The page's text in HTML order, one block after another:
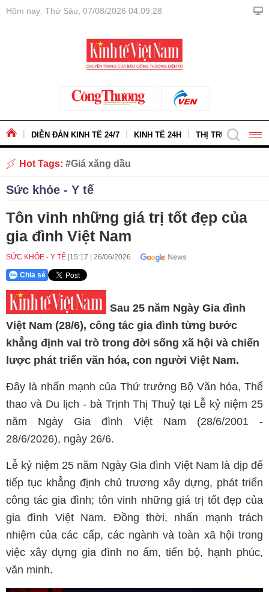
Hôm nay: Thứ Sáu, 07/08/2026 04:09:29
DIỄN ĐÀN KINH TẾ 24/7 KINH TẾ 24H THỊ TRƯỜNG -
Hot Tags: Giá xăng dầu
Sức khỏe - Y tế
Tôn vinh những giá trị tốt đẹp của
gia đình Việt Nam
SỨC KHỎE - Y TẾ 15:17 26/06/2026
Chia sẻ
Sau 25 năm Ngày Gia đình
Việt Nam (28/6), công tác gia đình từng bước
khẳng định vai trò trong đời sống xã hội và chiến
lược phát triển văn hóa, con người Việt Nam.
Đây là nhấn mạnh của Thứ trưởng Bộ Văn hóa, Thể
thao và Du lịch - bà Trịnh Thị Thuỷ tại Lễ kỷ niệm 25
năm Ngày Gia đình Việt Nam (28/6/2001 -
28/6/2026), ngày 26/6.
Lễ kỷ niệm 25 năm Ngày Gia đình Việt Nam là dịp để
tiếp tục khẳng định chủ trương xây dựng, phát triển
công tác gia đình; tôn vinh những giá trị tốt đẹp của
gia đình Việt Nam. Đồng thời, nhấn mạnh trách
nhiệm của các cấp, các ngành và toàn xã hội trong
việc xây dựng gia đình no ấm, tiến bộ, hạnh phúc,
văn minh.